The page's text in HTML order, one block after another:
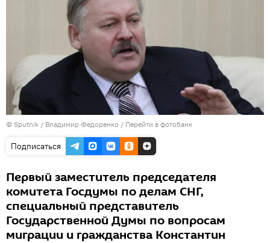
© Sputnik / Владимир Федоренко / Перейти в фотобанк
Подписаться
Первый заместитель председателя
комитета Госдумы по делам СНГ,
специальный представитель
Государственной Думы по вопросам
миграции и гражданства Константин